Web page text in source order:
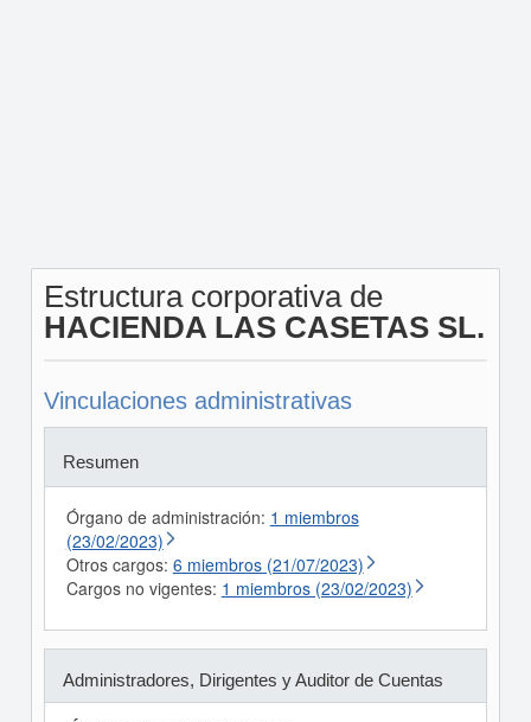
Estructura corporativa de
HACIENDA LAS CASETAS SL.
Vinculaciones administrativas
Resumen
Órgano de administración: 1 miembros
(23/02/2023)
Otros cargos: 6 miembros (21/07/2023)
Cargos no vigentes: 1 miembros (23/02/2023)
Administradores, Dirigentes y Auditor de Cuentas